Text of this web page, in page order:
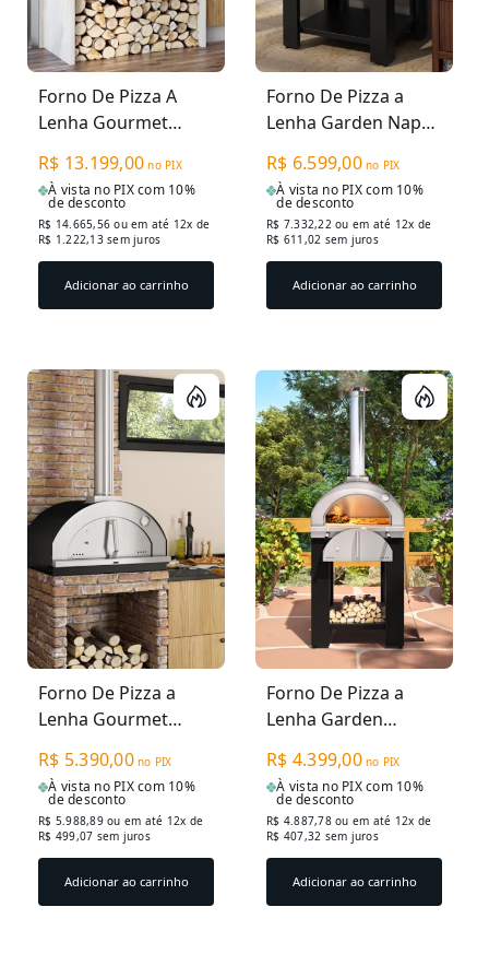
Forno De Pizza A
Lenha Gourmet
Grande Caramelo
R$ 13.199,00 no PIX
À vista no PIX com 10%
de desconto
R$ 14.665,56ou em até 12x de
R$ 1.222,13 sem juros
Adicionar ao carrinho
Forno De Pizza a
Lenha Garden Napoli
R$ 6.599,00 no PIX
À vista no PIX com 10%
de desconto
R$ 7.332,22ou em até 12x de
R$ 611,02 sem juros
Adicionar ao carrinho
Forno De Pizza a
Lenha Gourmet
Médio Preto
R$ 5.390,00 no PIX
À vista no PIX com 10%
de desconto
R$ 5.988,89ou em até 12x de
R$ 499,07 sem juros
Adicionar ao carrinho
Forno De Pizza a
Lenha Garden
Médio Inox
R$ 4.399,00 no PIX
À vista no PIX com 10%
de desconto
R$ 4.887,78ou em até 12x de
R$ 407,32 sem juros
Adicionar ao carrinho